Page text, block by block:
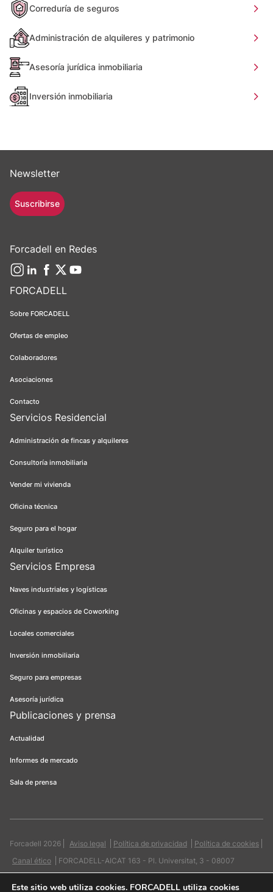
Correduría de seguros
Administración de alquileres y patrimonio
Asesoría jurídica inmobiliaria
Inversión inmobiliaria
FORCADELL
Sobre FORCADELL
Ofertas de empleo
Colaboradores
Asociaciones
Contacto
Servicios Residencial
Administración de fincas y alquileres
Consultoría inmobiliaria
Vender mi vivienda
Oficina técnica
Seguro para el hogar
Alquiler turístico
Servicios Empresa
Naves industriales y logísticas
Oficinas y espacios de Coworking
Locales comerciales
Inversión inmobiliaria
Seguro para empresas
Asesoría jurídica
Publicaciones y prensa
Actualidad
Informes de mercado
Sala de prensa
Newsletter
Suscribirse
Forcadell en Redes
Forcadell 2026 Aviso legal Política de privacidad
Política de cookies
Canal ético
FORCADELL-AICAT 163 - Pl. Universitat, 3 - 08007
Este sitio web utiliza cookies. FORCADELL utiliza cookies